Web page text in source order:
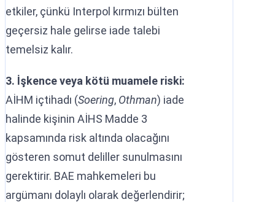
etkiler, çünkü Interpol kırmızı bülten
geçersiz hale gelirse iade talebi
temelsiz kalır.
3. İşkence veya kötü muamele riski:
AİHM içtihadı (Soering, Othman) iade
halinde kişinin AİHS Madde 3
kapsamında risk altında olacağını
gösteren somut deliller sunulmasını
gerektirir. BAE mahkemeleri bu
argümanı dolaylı olarak değerlendirir;